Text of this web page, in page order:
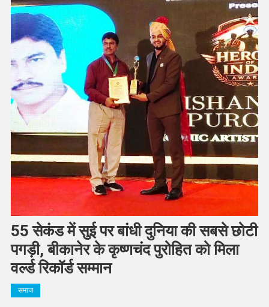
55 सेकंड में सुई पर बांधी दुनिया की सबसे छोटी
पगड़ी, बीकानेर के कृष्णचंद पुरोहित को मिला
वर्ल्ड रिकॉर्ड सम्मान
समाज